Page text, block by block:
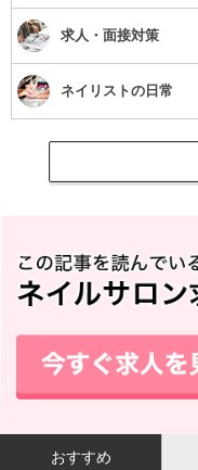
求人・面接対策
ネイリストの日常
おすすめ